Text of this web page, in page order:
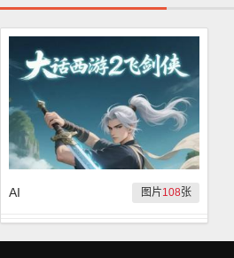
图片108张
AI